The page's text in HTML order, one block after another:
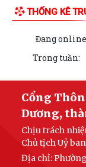
LIÊN KẾT WEB